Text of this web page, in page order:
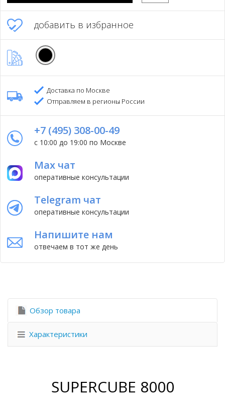
добавить в избранное
Доставка по Москве
Отправляем в регионы России
+7 (495) 308-00-49
с 10:00 до 19:00 по Москве
Max чат
оперативные консультации
Telegram чат
оперативные консультации
Напишите нам
отвечаем в тот же день
Обзор товара
Характеристики
SUPERCUBE 8000